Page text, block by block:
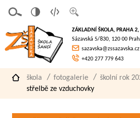
písmo
á
verze
pro
slaboz
raké
ZÁKLADNÍ ŠKOLA, PRAHA
Sázavská 5/830, 120 00
sazavska@zssazavska.cz
+420 277 779 643
škola fotogalerie školní rok
střelbě ze vzduchovky